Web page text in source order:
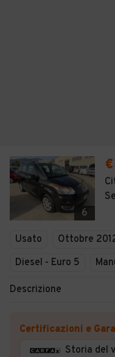
6
Usato Ottobre
Diesel - Euro 5
Descrizione
Certificazioni e
Storia del